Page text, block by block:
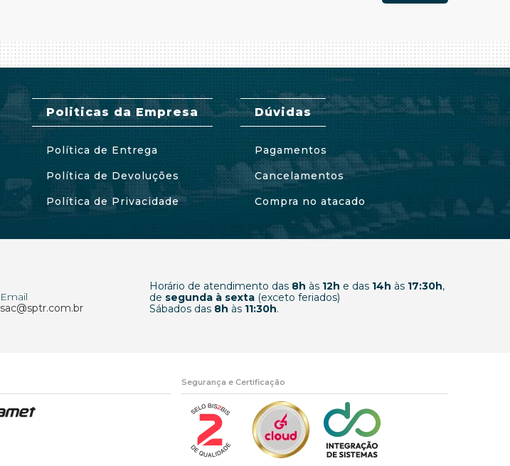
Politicas da Empresa
Política de Entrega
Política de Devoluções
Política de Privacidade
Dúvidas
Pagamentos
Cancelamentos
Compra no atacado
Email
sac@sptr.com.br
Horário de atendimento das 8h às 12h e das 14h às 17:30h,
de segunda à sexta (exceto feriados)
Sábados das 8h às 11:30h.
Segurança e Certificação